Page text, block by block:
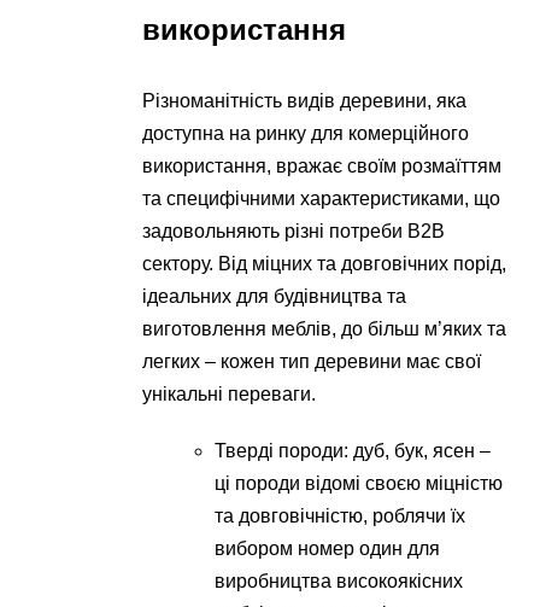
використання
Різноманітність видів деревини, яка
доступна на ринку для комерційного
використання, вражає своїм розмаїттям
та специфічними характеристиками, що
задовольняють різні потреби B2B
сектору. Від міцних та довговічних порід,
ідеальних для будівництва та
виготовлення меблів, до більш м’яких та
легких – кожен тип деревини має свої
унікальні переваги.
Тверді породи: дуб, бук, ясен –
ці породи відомі своєю міцністю
та довговічністю, роблячи їх
вибором номер один для
виробництва високоякісних